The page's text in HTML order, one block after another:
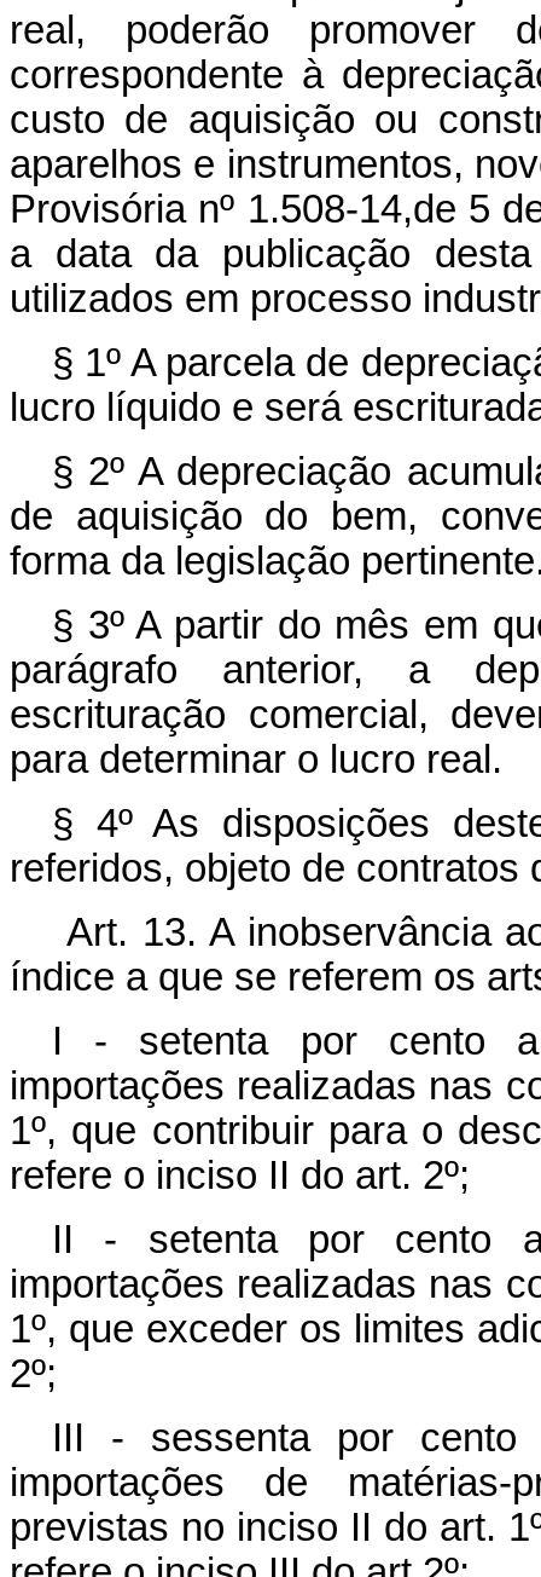
real, poderão promover
correspondente à
custo de aquisição ou
aparelhos e instrumentos,
Provisória nº 1.508-14,de 5
a data da publicação
utilizados em processo
§ 1º A parcela de
lucro líquido e será
§ 2º A depreciação
de aquisição do bem,
forma da legislação
§ 3º A partir do mês em
parágrafo anterior, a
escrituração comercial,
para determinar o lucro real.
§ 4º As disposições
referidos, objeto de contratos
Art. 13. A inobservância
índice a que se referem os
I - setenta por cento
importações realizadas nas
1º, que contribuir para o
refere o inciso II do art. 2º;
II - setenta por cento
importações realizadas nas
1º, que exceder os limites
2º;
III - sessenta por cento
importações de matérias-
previstas no inciso II do art.